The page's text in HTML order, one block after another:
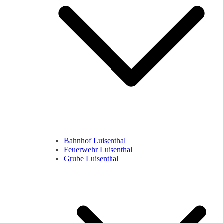
Bahnhof Luisenthal
Feuerwehr Luisenthal
Grube Luisenthal